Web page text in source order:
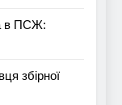
в ПСЖ:
збірної